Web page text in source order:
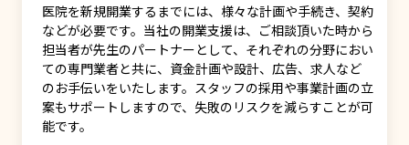
医院を新規開業するまでには、様々な計画や手続き、契約
などが必要です。当社の開業支援は、ご相談頂いた時から
担当者が先生のパートナーとして、それぞれの分野におい
ての専門業者と共に、資金計画や設計、広告、求人など
のお手伝いをいたします。スタッフの採用や事業計画の立
案もサポートしますので、失敗のリスクを減らすことが可
能です。